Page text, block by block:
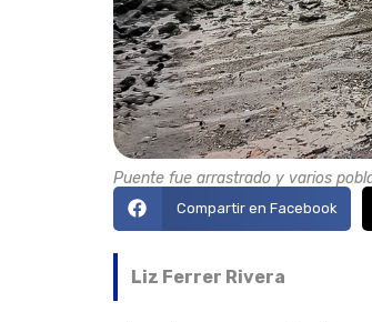
Puente fue arrastrado y varios
Compartir en Facebook
Liz Ferrer Rivera